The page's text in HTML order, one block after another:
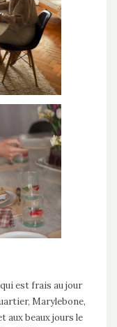
est frais au jour
Marylebone,
aux beaux jours le